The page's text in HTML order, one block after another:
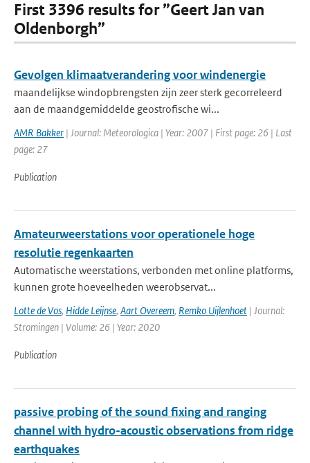
First 3396 results for ”Geert Jan van
Oldenborgh”
Gevolgen klimaatverandering voor windenergie
maandelijkse windopbrengsten zijn zeer sterk gecorreleerd
aan de maandgemiddelde geostrofische wi...
AMR Bakker | Journal: Meteorologica | Year: 2007 | First page: 26 | Last
page: 27
Publication
Amateurweerstations voor operationele hoge
resolutie regenkaarten
Automatische weerstations, verbonden met online platforms,
kunnen grote hoeveelheden weerobservat...
Lotte de Vos, Hidde Leijnse, Aart Overeem, Remko Uijlenhoet | Journal:
Stromingen | Volume: 26 | Year: 2020
Publication
passive probing of the sound fixing and ranging
channel with hydro-acoustic observations from ridge
earthquakes